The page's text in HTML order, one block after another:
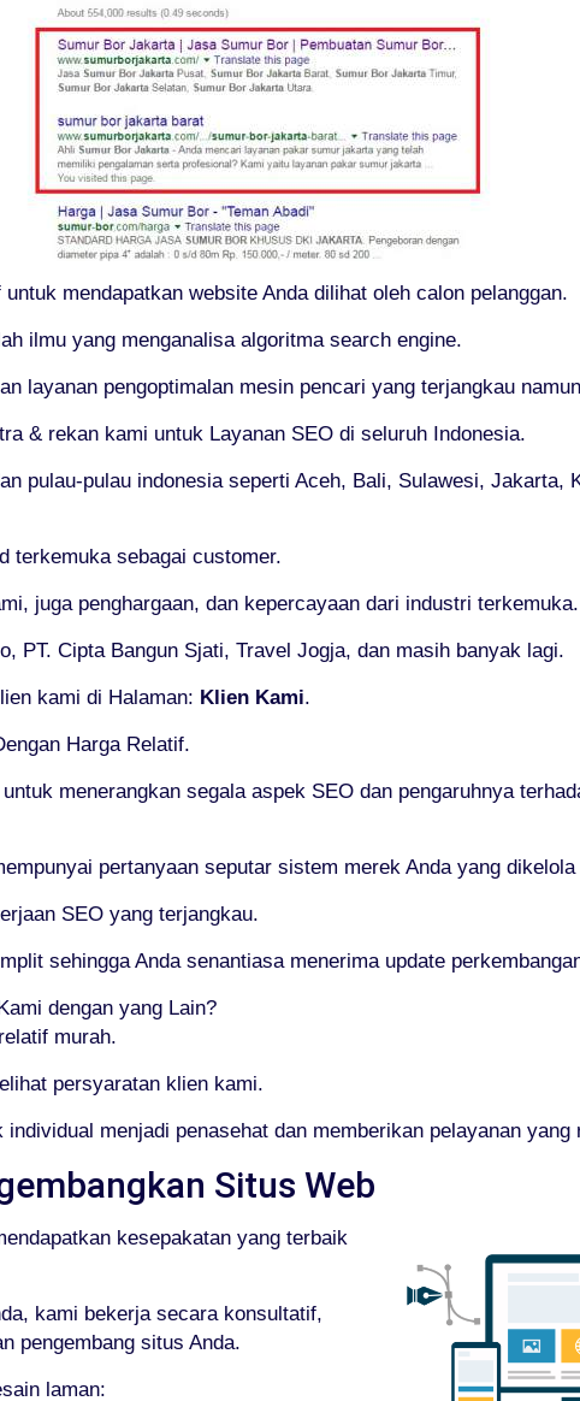
mendapatkan website Anda dilihat oleh calon pelanggan.
ilmu yang menganalisa algoritma search engine.
layanan pengoptimalan mesin pencari yang terjangkau
& rekan kami untuk Layanan SEO di seluruh Indonesia.
pulau-pulau indonesia seperti Aceh, Bali, Sulawesi, Jakarta,
terkemuka sebagai customer.
juga penghargaan, dan kepercayaan dari industri terkemuka.
PT. Cipta Bangun Sjati, Travel Jogja, dan masih banyak lagi.
kami di Halaman: Klien Kami.
Harga Relatif.
menerangkan segala aspek SEO dan pengaruhnya
pertanyaan seputar sistem merek Anda yang
SEO yang terjangkau.
sehingga Anda senantiasa menerima update
dengan yang Lain?
murah.
persyaratan klien kami.
menjadi penasehat dan memberikan pelayanan yang
Situs Web
kesepakatan yang terbaik
kami bekerja secara konsultatif,
pengembang situs Anda.
laman: